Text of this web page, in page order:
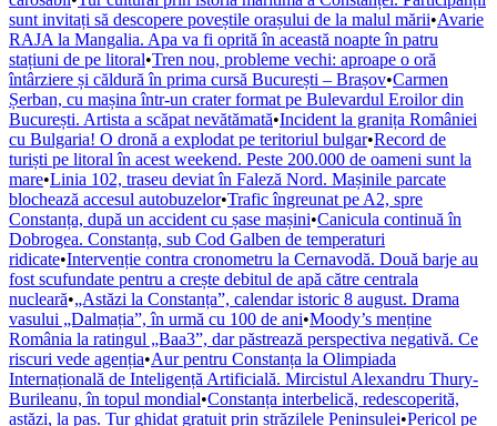
sunt invitați să descopere poveștile orașului de la malul mării•Avarie
RAJA la Mangalia. Apa va fi oprită în această noapte în patru
stațiuni de pe litoral•Tren nou, probleme vechi: aproape o oră
întârziere și căldură în prima cursă București – Brașov•Carmen
Șerban, cu mașina într-un crater format pe Bulevardul Eroilor din
București. Artista a scăpat nevătămată•Incident la granița României
cu Bulgaria! O dronă a explodat pe teritoriul bulgar•Record de
turiști pe litoral în acest weekend. Peste 200.000 de oameni sunt la
mare•Linia 102, traseu deviat în Faleză Nord. Mașinile parcate
blochează accesul autobuzelor•Trafic îngreunat pe A2, spre
Constanța, după un accident cu șase mașini•Canicula continuă în
Dobrogea. Constanța, sub Cod Galben de temperaturi
ridicate•Intervenție contra cronometru la Cernavodă. Două barje au
fost scufundate pentru a crește debitul de apă către centrala
nucleară•„Astăzi la Constanța”, calendar istoric 8 august. Drama
vasului „Dalmația”, în urmă cu 100 de ani•Moody’s menține
România la ratingul „Baa3”, dar păstrează perspectiva negativă. Ce
riscuri vede agenția•Aur pentru Constanța la Olimpiada
Internațională de Inteligență Artificială. Mircistul Alexandru Thury-
Burileanu, în topul mondial•Constanța interbelică, redescoperită,
astăzi, la pas. Tur ghidat gratuit prin străzilele Peninsulei•Pericol pe